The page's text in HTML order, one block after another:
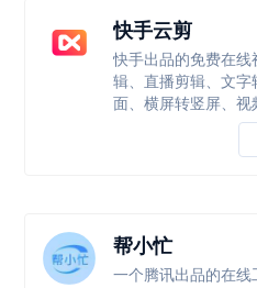
快手云剪
快手出品的免费在
辑、直播剪辑、文
面、横屏转竖屏、视
帮小忙
一个腾讯出品的在线